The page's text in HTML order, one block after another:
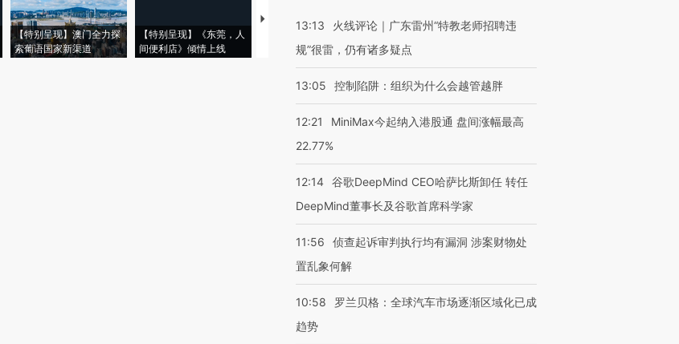
【特别呈现】澳门全力探
索葡语国家新渠道
【特别呈现】《东莞，人
间便利店》倾情上线
【推广】走进第四届链博
会，让数智科技“链”接产
【特别呈现】寻找100种
有意思的生活方式·第三对
【商旅对话】华住集团
CFO：不靠规模取胜，华
13:13
火线评论｜广东雷州“特教老师招聘违
规”很雷，仍有诸多疑点
13:05 控制陷阱：组织为什么会越管越胖
12:21
MiniMax今起纳入港股通 盘间涨幅最高
22.77%
12:14 谷歌DeepMind CEO哈萨比斯卸任 转任
DeepMind董事长及谷歌首席科学家
11:56
侦查起诉审判执行均有漏洞 涉案财物处
置乱象何解
10:58
罗兰贝格：全球汽车市场逐渐区域化已成
趋势